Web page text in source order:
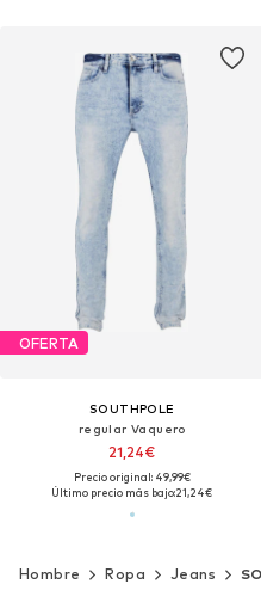
OFERTA
SOUTHPOLE
regular Vaquero
21,24€
Precio original: 49,99€
Último precio más bajo:21,24€
Hombre Ropa Jeans